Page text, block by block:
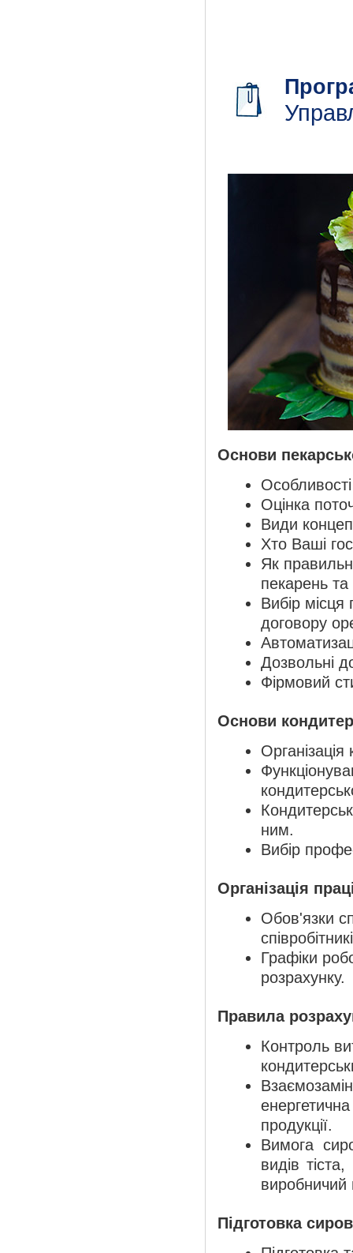
Основи
Оцінка
Види
Хто Ваші
Як
пекарень
Вибір місця
договору
Дозвольні
Фірмовий
Основи
ним.
Вибір
Організація
Обов'язки
Графіки
розрахунку.
Правила
Контроль
енергетична
продукції.
Вимога
видів
виробничий
Підготовка